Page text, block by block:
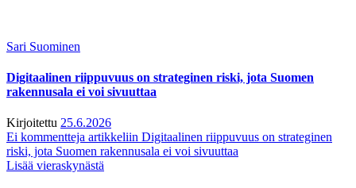
Sari Suominen
Digitaalinen riippuvuus on strateginen riski, jota Suomen
rakennusala ei voi sivuuttaa
Kirjoitettu 25.6.2026
Ei kommentteja artikkeliin Digitaalinen riippuvuus on strateginen
riski, jota Suomen rakennusala ei voi sivuuttaa
Lisää vieraskynästä